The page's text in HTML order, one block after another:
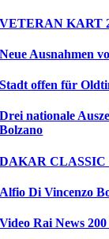
VETERAN KART
Neue Ausnahmen
Stadt offen für
Drei nationale
Bolzano
DAKAR CLASSIC
Alfio Di Vincenzo
Video Rai News